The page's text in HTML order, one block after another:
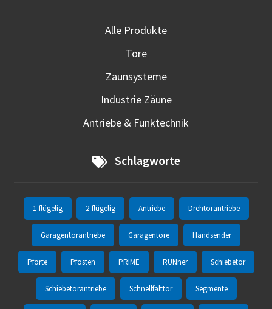
Alle Produkte
Tore
Zaunsysteme
Industrie Zäune
Antriebe & Funktechnik
Schlagworte
1-flügelig 2-flügelig Antriebe Drehtorantriebe
Garagentorantriebe Garagentore Handsender
Pforte Pfosten PRIME RUNner Schiebetor
Schiebetorantriebe Schnellfalttor Segmente